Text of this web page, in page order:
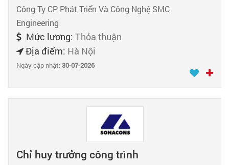
Công Ty CP Phát Triển Và Công Nghệ SMC
Engineering
Mức lương: Thỏa thuận
Địa điểm: Hà Nội
Ngày cập nhật:30-07-2026
Chỉ huy trưởng công trình